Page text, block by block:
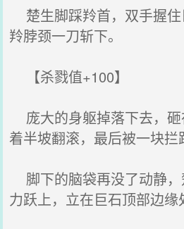
楚生脚踩羚首，双手握
羚脖颈一刀斩下。
【杀戮值+100】
庞大的身躯掉落下去，
着半坡翻滚，最后被一块拦
脚下的脑袋再没了动静
力跃上，立在巨石顶部边缘